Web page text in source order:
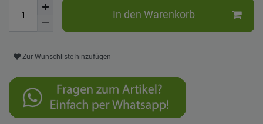
In den Warenkorb
Zur Wunschliste hinzufügen